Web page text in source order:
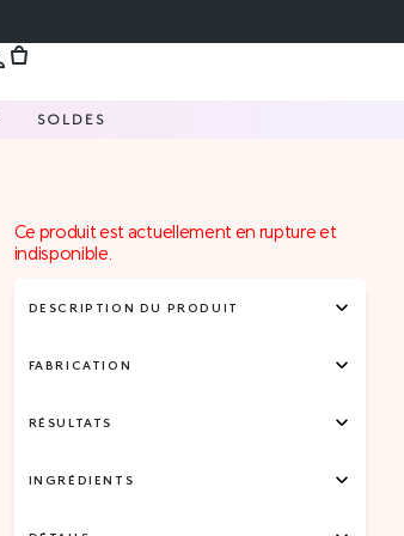
SOLDES
Ce produit est actuellement en rupture et
indisponible.
DESCRIPTION DU PRODUIT
FABRICATION
RÉSULTATS
INGRÉDIENTS